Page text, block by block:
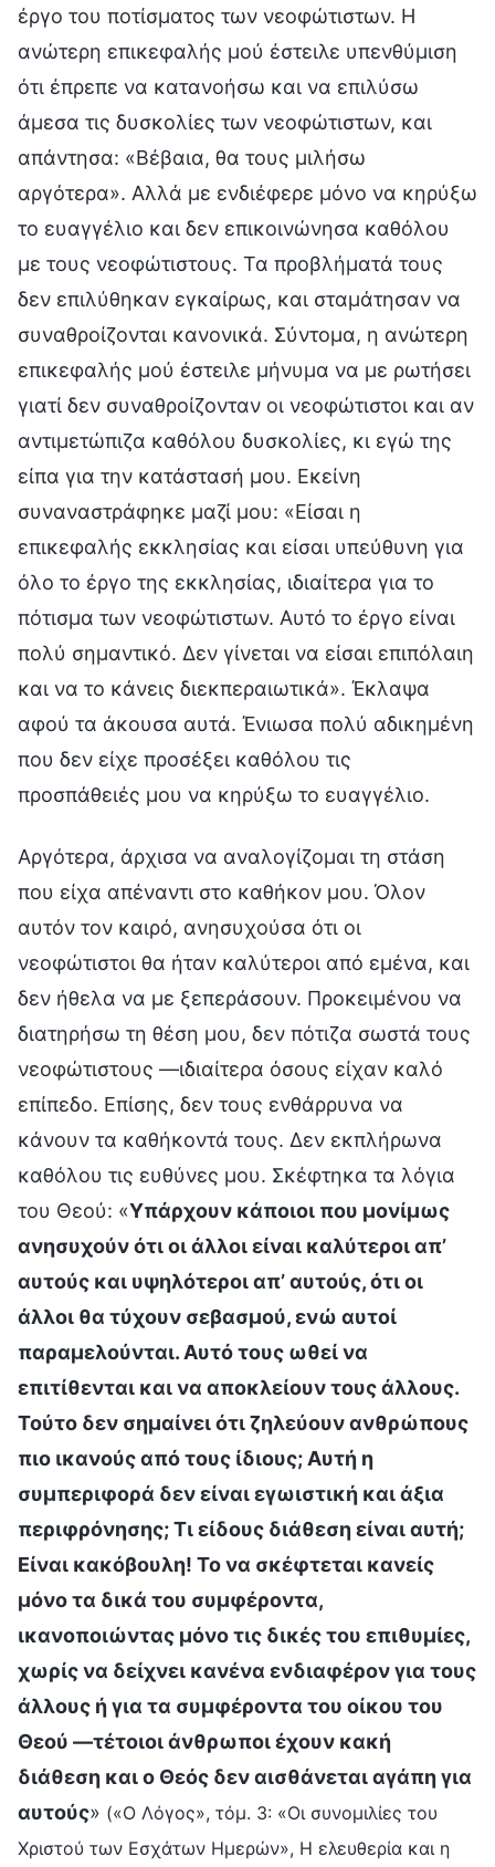
έργο του ποτίσματος των νεοφώτιστων. Η
ανώτερη επικεφαλής μού έστειλε υπενθύμιση
ότι έπρεπε να κατανοήσω και να επιλύσω
άμεσα τις δυσκολίες των νεοφώτιστων, και
απάντησα: «Βέβαια, θα τους μιλήσω
αργότερα». Αλλά με ενδιέφερε μόνο να κηρύξω
το ευαγγέλιο και δεν επικοινώνησα καθόλου
με τους νεοφώτιστους. Τα προβλήματά τους
δεν επιλύθηκαν εγκαίρως, και σταμάτησαν να
συναθροίζονται κανονικά. Σύντομα, η ανώτερη
επικεφαλής μού έστειλε μήνυμα να με ρωτήσει
γιατί δεν συναθροίζονταν οι νεοφώτιστοι και αν
αντιμετώπιζα καθόλου δυσκολίες, κι εγώ της
είπα για την κατάστασή μου. Εκείνη
συναναστράφηκε μαζί μου: «Είσαι η
επικεφαλής εκκλησίας και είσαι υπεύθυνη για
όλο το έργο της εκκλησίας, ιδιαίτερα για το
πότισμα των νεοφώτιστων. Αυτό το έργο είναι
πολύ σημαντικό. Δεν γίνεται να είσαι επιπόλαιη
και να το κάνεις διεκπεραιωτικά». Έκλαψα
αφού τα άκουσα αυτά. Ένιωσα πολύ αδικημένη
που δεν είχε προσέξει καθόλου τις
προσπάθειές μου να κηρύξω το ευαγγέλιο.
Αργότερα, άρχισα να αναλογίζομαι τη στάση
που είχα απέναντι στο καθήκον μου. Όλον
αυτόν τον καιρό, ανησυχούσα ότι οι
νεοφώτιστοι θα ήταν καλύτεροι από εμένα, και
δεν ήθελα να με ξεπεράσουν. Προκειμένου να
διατηρήσω τη θέση μου, δεν πότιζα σωστά τους
νεοφώτιστους —ιδιαίτερα όσους είχαν καλό
επίπεδο. Επίσης, δεν τους ενθάρρυνα να
κάνουν τα καθήκοντά τους. Δεν εκπλήρωνα
καθόλου τις ευθύνες μου. Σκέφτηκα τα λόγια
του Θεού: «Υπάρχουν κάποιοι που μονίμως
ανησυχούν ότι οι άλλοι είναι καλύτεροι απ’
αυτούς και υψηλότεροι απ’ αυτούς, ότι οι
άλλοι θα τύχουν σεβασμού, ενώ αυτοί
παραμελούνται. Αυτό τους ωθεί να
επιτίθενται και να αποκλείουν τους άλλους.
Τούτο δεν σημαίνει ότι ζηλεύουν ανθρώπους
πιο ικανούς από τους ίδιους; Αυτή η
συμπεριφορά δεν είναι εγωιστική και άξια
περιφρόνησης; Τι είδους διάθεση είναι αυτή;
Είναι κακόβουλη! Το να σκέφτεται κανείς
μόνο τα δικά του συμφέροντα,
ικανοποιώντας μόνο τις δικές του επιθυμίες,
χωρίς να δείχνει κανένα ενδιαφέρον για τους
άλλους ή για τα συμφέροντα του οίκου του
Θεού —τέτοιοι άνθρωποι έχουν κακή
διάθεση και ο Θεός δεν αισθάνεται αγάπη για
αυτούς» («Ο Λόγος», τόμ. 3: «Οι συνομιλίες του
Χριστού των Εσχάτων Ημερών», Η ελευθερία και η